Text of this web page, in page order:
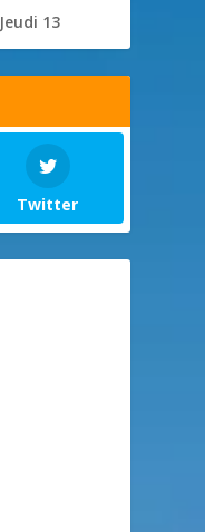
Jeudi 13
Twitter